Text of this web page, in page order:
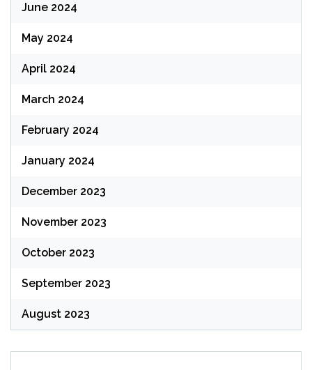
June 2024
May 2024
April 2024
March 2024
February 2024
January 2024
December 2023
November 2023
October 2023
September 2023
August 2023